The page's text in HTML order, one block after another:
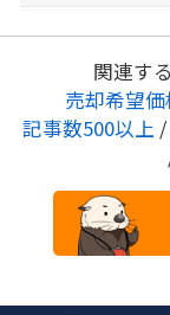
関連す
売却希望
記事数500以上 /